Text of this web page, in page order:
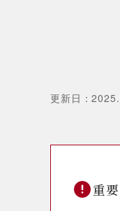
更新日 ：
重